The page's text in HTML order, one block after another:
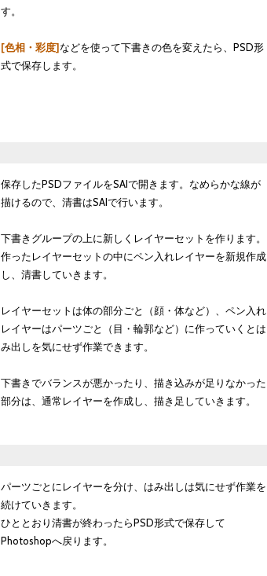
す。
[色相・彩度]などを使って下書きの色を変えたら、PSD形
式で保存します。
保存したPSDファイルをSAIで開きます。なめらかな線が
描けるので、清書はSAIで行います。
下書きグループの上に新しくレイヤーセットを作ります。
作ったレイヤーセットの中にペン入れレイヤーを新規作成
し、清書していきます。
レイヤーセットは体の部分ごと（顔・体など）、ペン入れ
レイヤーはパーツごと（目・輪郭など）に作っていくとは
み出しを気にせず作業できます。
下書きでバランスが悪かったり、描き込みが足りなかった
部分は、通常レイヤーを作成し、描き足していきます。
パーツごとにレイヤーを分け、はみ出しは気にせず作業を
続けていきます。
ひととおり清書が終わったらPSD形式で保存して
Photoshopへ戻ります。